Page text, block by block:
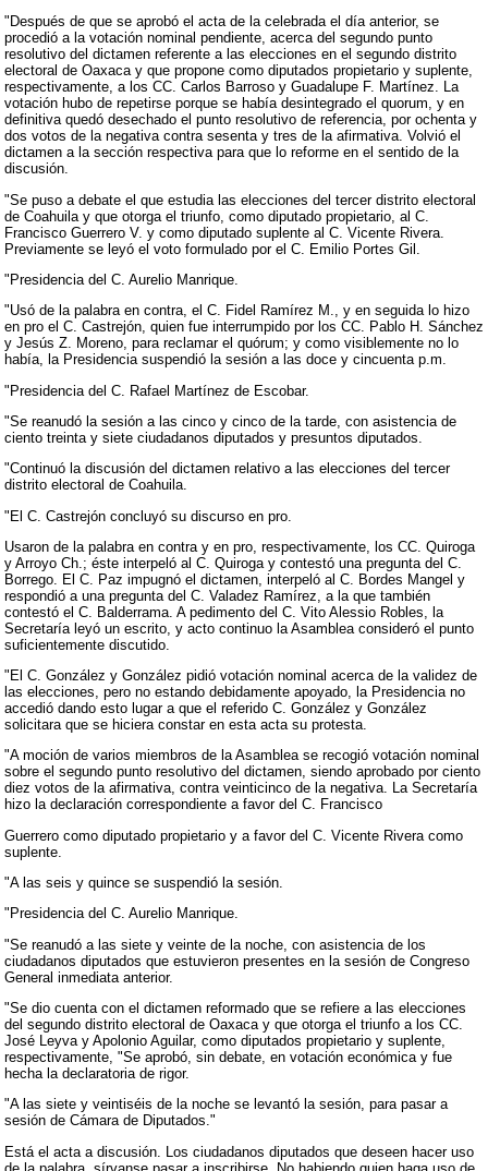
"Después de que se aprobó el acta de la celebrada el día anterior, se
procedió a la votación nominal pendiente, acerca del segundo punto
resolutivo del dictamen referente a las elecciones en el segundo distrito
electoral de Oaxaca y que propone como diputados propietario y suplente,
respectivamente, a los CC. Carlos Barroso y Guadalupe F. Martínez. La
votación hubo de repetirse porque se había desintegrado el quorum, y en
definitiva quedó desechado el punto resolutivo de referencia, por ochenta y
dos votos de la negativa contra sesenta y tres de la afirmativa. Volvió el
dictamen a la sección respectiva para que lo reforme en el sentido de la
discusión.
"Se puso a debate el que estudia las elecciones del tercer distrito electoral
de Coahuila y que otorga el triunfo, como diputado propietario, al C.
Francisco Guerrero V. y como diputado suplente al C. Vicente Rivera.
Previamente se leyó el voto formulado por el C. Emilio Portes Gil.
"Presidencia del C. Aurelio Manrique.
"Usó de la palabra en contra, el C. Fidel Ramírez M., y en seguida lo hizo
en pro el C. Castrejón, quien fue interrumpido por los CC. Pablo H. Sánchez
y Jesús Z. Moreno, para reclamar el quórum; y como visiblemente no lo
había, la Presidencia suspendió la sesión a las doce y cincuenta p.m.
"Presidencia del C. Rafael Martínez de Escobar.
"Se reanudó la sesión a las cinco y cinco de la tarde, con asistencia de
ciento treinta y siete ciudadanos diputados y presuntos diputados.
"Continuó la discusión del dictamen relativo a las elecciones del tercer
distrito electoral de Coahuila.
"El C. Castrejón concluyó su discurso en pro.
Usaron de la palabra en contra y en pro, respectivamente, los CC. Quiroga
y Arroyo Ch.; éste interpeló al C. Quiroga y contestó una pregunta del C.
Borrego. El C. Paz impugnó el dictamen, interpeló al C. Bordes Mangel y
respondió a una pregunta del C. Valadez Ramírez, a la que también
contestó el C. Balderrama. A pedimento del C. Vito Alessio Robles, la
Secretaría leyó un escrito, y acto continuo la Asamblea consideró el punto
suficientemente discutido.
"El C. González y González pidió votación nominal acerca de la validez de
las elecciones, pero no estando debidamente apoyado, la Presidencia no
accedió dando esto lugar a que el referido C. González y González
solicitara que se hiciera constar en esta acta su protesta.
"A moción de varios miembros de la Asamblea se recogió votación nominal
sobre el segundo punto resolutivo del dictamen, siendo aprobado por ciento
diez votos de la afirmativa, contra veinticinco de la negativa. La Secretaría
hizo la declaración correspondiente a favor del C. Francisco
Guerrero como diputado propietario y a favor del C. Vicente Rivera como
suplente.
"A las seis y quince se suspendió la sesión.
"Presidencia del C. Aurelio Manrique.
"Se reanudó a las siete y veinte de la noche, con asistencia de los
ciudadanos diputados que estuvieron presentes en la sesión de Congreso
General inmediata anterior.
"Se dio cuenta con el dictamen reformado que se refiere a las elecciones
del segundo distrito electoral de Oaxaca y que otorga el triunfo a los CC.
José Leyva y Apolonio Aguilar, como diputados propietario y suplente,
respectivamente, "Se aprobó, sin debate, en votación económica y fue
hecha la declaratoria de rigor.
"A las siete y veintiséis de la noche se levantó la sesión, para pasar a
sesión de Cámara de Diputados."
Está el acta a discusión. Los ciudadanos diputados que deseen hacer uso